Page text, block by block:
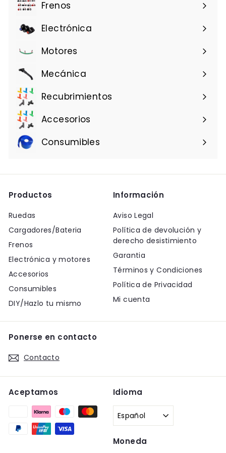
Frenos
Electrónica
Motores
Mecánica
Recubrimientos
Accesorios
Consumibles
Productos
Ruedas
Cargadores/Bateria
Frenos
Electrónica y motores
Accesorios
Consumibles
DIY/Hazlo tu mismo
Información
Aviso Legal
Política de devolución y
derecho desistimiento
Garantia
Términos y Condiciones
Política de Privacidad
Mi cuenta
Ponerse en contacto
Contacto
Aceptamos Idioma
Español
Moneda